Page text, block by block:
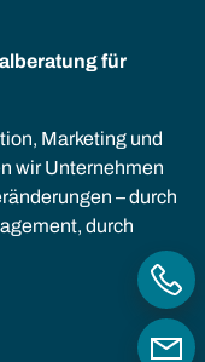
für
Marketing und
wir Unternehmen
– durch
durch